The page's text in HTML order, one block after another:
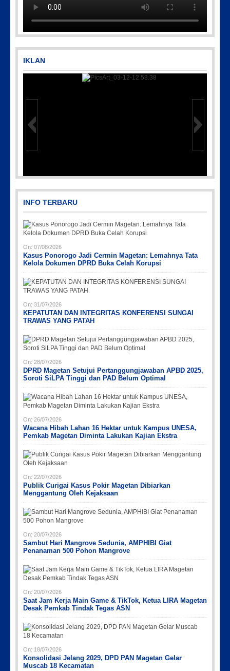
IKLAN
IMG_20230730_152959
097
Picsart_23-04-12_11-55-35-604
Picsart_23-04-12_12-24-51-034
Picsart_23-04-02_13-27-26-448
PicsArt_03-12-12.53.38
IMG-20191006-WA0043
INFO TERBARU
On: 07/08/2026
Kasus Ponorogo Jadi Cermin Magetan: Lemahnya Tata
Kelola Dokumen DPRD Buka Celah Korupsi
On: 31/07/2026
KEPATUTAN DAN INTEGRITAS KONFERENSI SUNGAI
TRAWAS YANG PATAH
On: 28/07/2026
DPRD Magetan Setujui Pertanggungjawaban APBD 2025,
Soroti SiLPA Tinggi dan PAD Belum Optimal
On: 26/07/2026
Wacana Hibah Lahan 16 Hektar untuk Kampus UNESA,
Pemkab Magetan Diminta Lakukan Kajian Ekstra
On: 22/07/2026
Publik Curigai Kasus Pokir Magetan Dibiarkan
Menggantung Oleh Kejaksaan
On: 20/07/2026
Sambut Hari Mangrove Sedunia, AMPHIBI Giat
Penanaman 500 Pohon Mangrove
On: 20/07/2026
Saat Jam Kerja Main Game & TikTok, Ketua LIRA Magetan
Desak Pemkab Tindak Tegas ASN
On: 18/07/2026
Konsolidasi Jelang 2029, DPD PAN Magetan Gelar
Muscab 18 Kecamatan